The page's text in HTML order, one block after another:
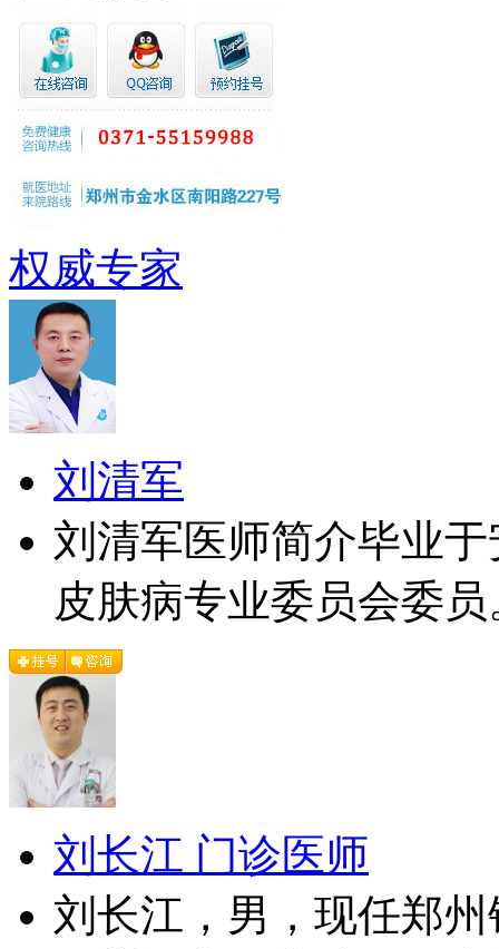
权威专家
刘清军
刘清军医师简介毕业
皮肤病专业委员会委
刘长江 门诊医师
刘长江，男，现任郑